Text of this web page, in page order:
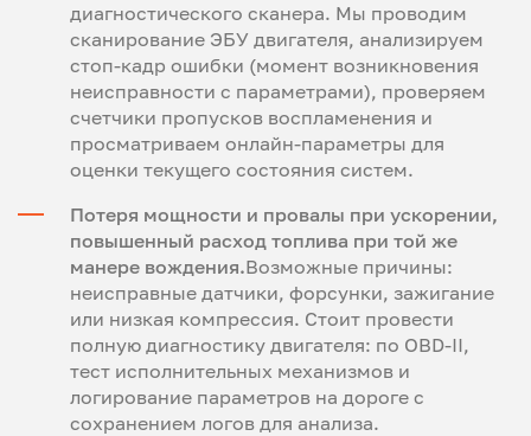
диагностического сканера. Мы проводим
сканирование ЭБУ двигателя, анализируем
стоп-кадр ошибки (момент возникновения
неисправности с параметрами), проверяем
счетчики пропусков воспламенения и
просматриваем онлайн-параметры для
оценки текущего состояния систем.
Потеря мощности и провалы при ускорении,
повышенный расход топлива при той же
манере вождения.Возможные причины:
неисправные датчики, форсунки, зажигание
или низкая компрессия. Стоит провести
полную диагностику двигателя: по OBD-II,
тест исполнительных механизмов и
логирование параметров на дороге с
сохранением логов для анализа.